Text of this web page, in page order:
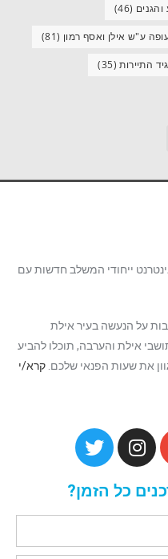
(46)
ע"ש אילן ואסף רמון (81)
התיירות(35)
ייחודי המשלב חדשות עם
על הנעשה בעיר אילת
אילת והערבה, תוכלו להביע
את שעות הפנאי שלכם. קרא/י
כל הזמן?